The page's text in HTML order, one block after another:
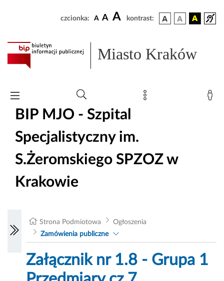
czcionka: A A A kontrast:
Miasto Kraków
BIP MJO - Szpital
Specjalistyczny im.
S.Żeromskiego SPZOZ w
Krakowie
Strona Podmiotowa
Ogłoszenia
Zamówienia publiczne
Załącznik nr 1.8 - Grupa 1